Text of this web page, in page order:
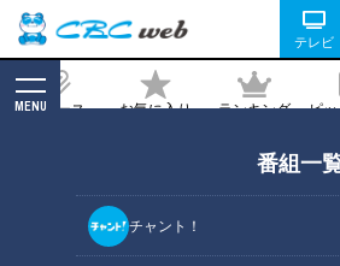
テレビ
ニュース お気に入り ランキング ピ
MENU
番組一
チャント！
巣市の高校にパンサー向井
イリン界のニュースターと